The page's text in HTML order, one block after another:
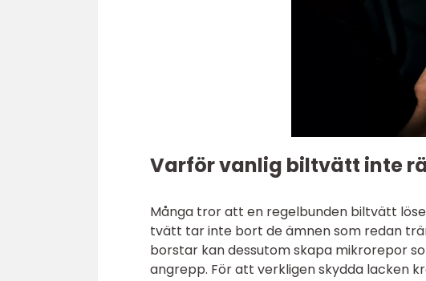
Varför vanlig biltvätt inte
Många tror att en regelbunden biltvätt
tvätt tar inte bort de ämnen som redan
borstar kan dessutom skapa mikrorepor
angrepp. För att verkligen skydda lacken